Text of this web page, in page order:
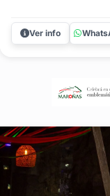
profesional y
para todo tipo de
Ver info